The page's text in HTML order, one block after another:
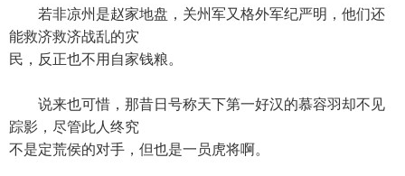
若非凉州是赵家地盘，关州军又格外军纪严明，他们还
能救济救济战乱的灾
民，反正也不用自家钱粮。
说来也可惜，那昔日号称天下第一好汉的慕容羽却不见
踪影，尽管此人终究
不是定荒侯的对手，但也是一员虎将啊。